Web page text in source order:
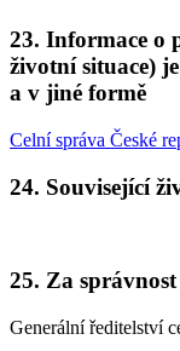
23. Informace o
životní situace)
a v jiné formě
Celní správa České
24. Související
25. Za
Generální ředitelství